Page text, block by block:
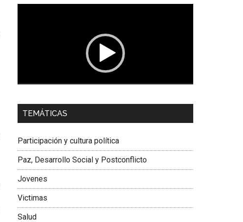
Dra. Carolina Corcho Mejía,
Latinoamericana Sur, Vicepresidenta Federación
TEMÁTICAS
Participación y cultura política
Paz, Desarrollo Social y Postconflicto
Jovenes
Victimas
Salud